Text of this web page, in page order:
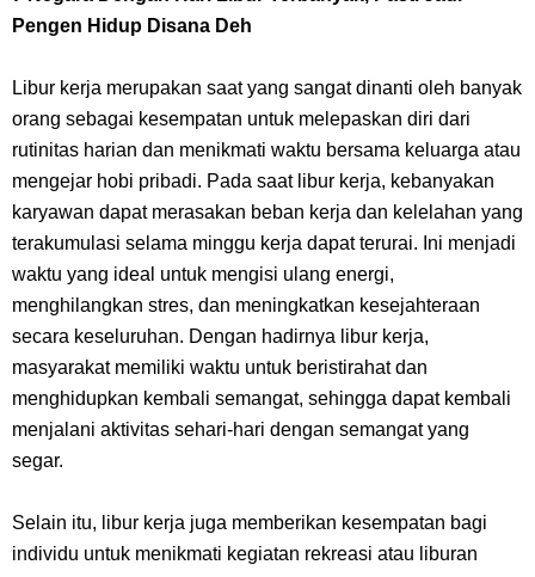
7 Fakta Ivankov One Piece, Orang Yang Mampu Menipu Sensor
7 Klub Pertama Yang Menjuarai Liga Champions, Apa Klub Jagoan
Kamu Termasuk
Arti Bendera Palau, Negara Kepulauan Yang Berada Di Kawasan
Pasifik Barat
7 Fakta Gaban One Piece, Orang Yang Telah Memberikan Kunci Borgol
Pengen Hidup Disana Deh
Libur kerja merupakan saat yang sangat dinanti oleh banyak
orang sebagai kesempatan untuk melepaskan diri dari
rutinitas harian dan menikmati waktu bersama keluarga atau
mengejar hobi pribadi. Pada saat libur kerja, kebanyakan
karyawan dapat merasakan beban kerja dan kelelahan yang
terakumulasi selama minggu kerja dapat terurai. Ini menjadi
waktu yang ideal untuk mengisi ulang energi,
menghilangkan stres, dan meningkatkan kesejahteraan
secara keseluruhan. Dengan hadirnya libur kerja,
masyarakat memiliki waktu untuk beristirahat dan
menghidupkan kembali semangat, sehingga dapat kembali
menjalani aktivitas sehari-hari dengan semangat yang
segar.
Selain itu, libur kerja juga memberikan kesempatan bagi
individu untuk menikmati kegiatan rekreasi atau liburan